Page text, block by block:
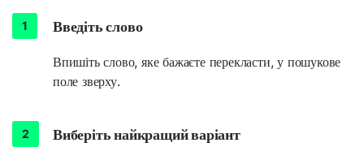
Введіть слово
Впишіть слово, яке бажаєте перекласти, у пошукове
поле зверху.
Виберіть найкращий варіант